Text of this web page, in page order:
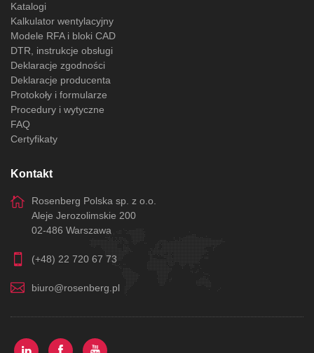
Katalogi
Kalkulator wentylacyjny
Modele RFA i bloki CAD
DTR, instrukcje obsługi
Deklaracje zgodności
Deklaracje producenta
Protokoły i formularze
Procedury i wytyczne
FAQ
Certyfikaty
Kontakt
Rosenberg Polska sp. z o.o.
Aleje Jerozolimskie 200
02-486 Warszawa
(+48) 22 720 67 73
biuro@rosenberg.pl